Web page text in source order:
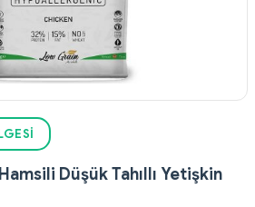
Düşük Tahıllı Yetişkin